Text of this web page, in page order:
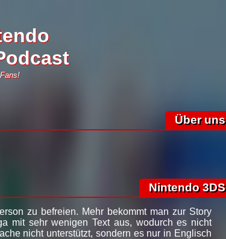
Über uns
Nintendo 3DS
zu befreien. Mehr bekommt man zur Story
mit sehr wenigen Text aus, wodurch es nicht
nicht unterstützt, sondern es nur in Englisch